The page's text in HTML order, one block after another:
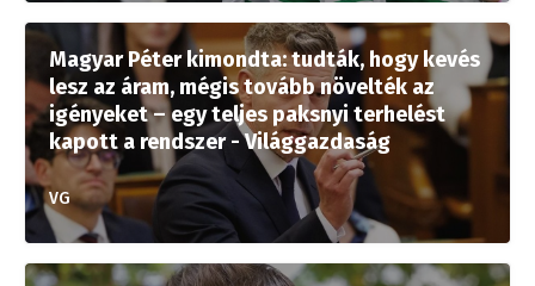
Magyar Péter kimondta: tudták, hogy kevés
lesz az áram, mégis tovább növelték az
igényeket – egy teljes paksnyi terhelést
kapott a rendszer - Világgazdaság
VG